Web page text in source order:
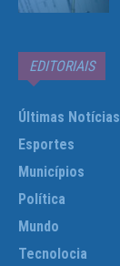
EDITORIAIS
Últimas Notícias
Esportes
Municípios
Política
Mundo
Tecnolocia